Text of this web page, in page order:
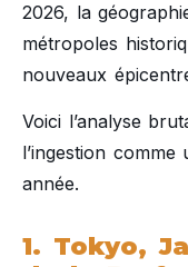
2026, la
métropoles
nouveaux
Voici l’analyse
l’ingestion
année.
1. Tokyo,